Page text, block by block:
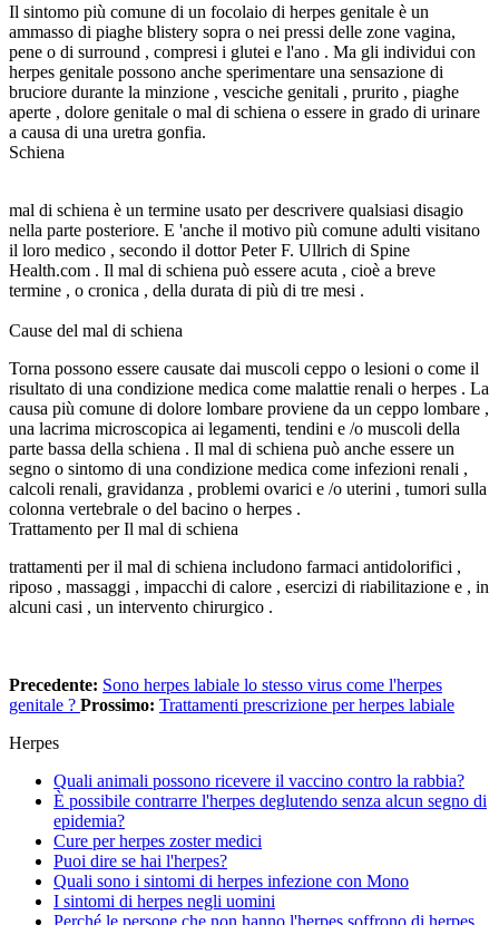
Il sintomo più comune di un focolaio di herpes genitale è un
ammasso di piaghe blistery sopra o nei pressi delle zone vagina,
pene o di surround , compresi i glutei e l'ano . Ma gli individui con
herpes genitale possono anche sperimentare una sensazione di
bruciore durante la minzione , vesciche genitali , prurito , piaghe
aperte , dolore genitale o mal di schiena o essere in grado di urinare
a causa di una uretra gonfia.
Schiena
mal di schiena è un termine usato per descrivere qualsiasi disagio
nella parte posteriore. E 'anche il motivo più comune adulti visitano
il loro medico , secondo il dottor Peter F. Ullrich di Spine
Health.com . Il mal di schiena può essere acuta , cioè a breve
termine , o cronica , della durata di più di tre mesi .
Cause del mal di schiena
Torna possono essere causate dai muscoli ceppo o lesioni o come il
risultato di una condizione medica come malattie renali o herpes . La
causa più comune di dolore lombare proviene da un ceppo lombare ,
una lacrima microscopica ai legamenti, tendini e /o muscoli della
parte bassa della schiena . Il mal di schiena può anche essere un
segno o sintomo di una condizione medica come infezioni renali ,
calcoli renali, gravidanza , problemi ovarici e /o uterini , tumori sulla
colonna vertebrale o del bacino o herpes .
Trattamento per Il mal di schiena
trattamenti per il mal di schiena includono farmaci antidolorifici ,
riposo , massaggi , impacchi di calore , esercizi di riabilitazione e , in
alcuni casi , un intervento chirurgico .
Precedente: Sono herpes labiale lo stesso virus come l'herpes
genitale ? Prossimo: Trattamenti prescrizione per herpes labiale
Herpes
Quali animali possono ricevere il vaccino contro la rabbia?
È possibile contrarre l'herpes deglutendo senza alcun segno di
epidemia?
Cure per herpes zoster medici
Puoi dire se hai l'herpes?
Quali sono i sintomi di herpes infezione con Mono
I sintomi di herpes negli uomini
Perché le persone che non hanno l'herpes soffrono di herpes